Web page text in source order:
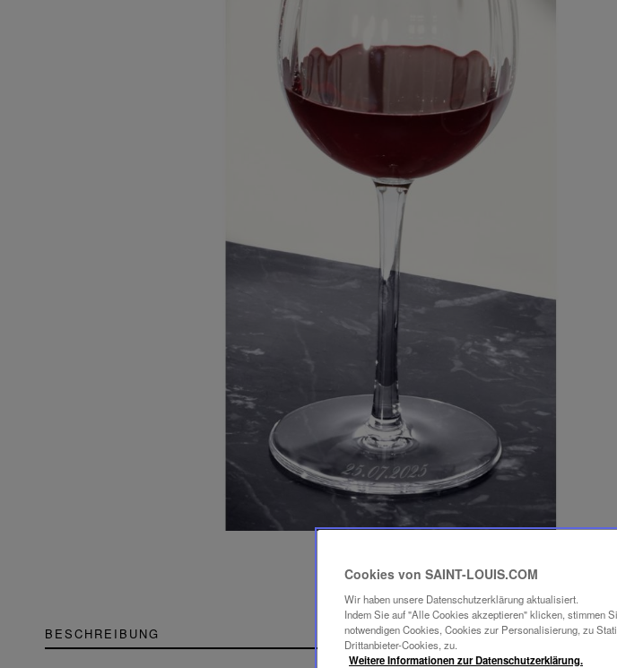
BESCHREIBUNG
Cookies von SAINT-LOUIS.COM
Wir haben unsere Datenschutzerklärung aktualisiert.
Indem Sie auf "Alle Cookies akzeptieren" klicken, stimmen
notwendigen Cookies, Cookies zur Personalisierung, zu
Drittanbieter-Cookies, zu.
Weitere Informationen zur Datenschutzerklärung.